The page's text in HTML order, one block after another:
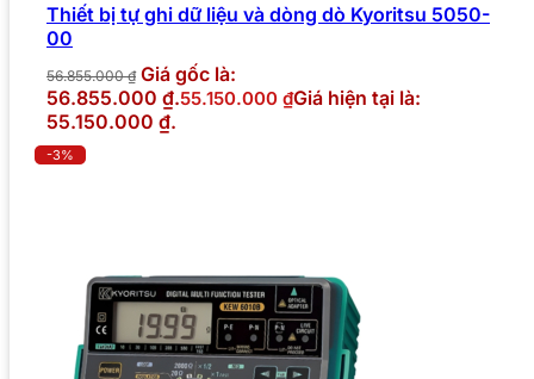
Thiết bị tự ghi dữ liệu và dòng dò Kyoritsu 5050-
00
56.855.000₫ Giá gốc là:
56.855.000 ₫.55.150.000 ₫Giá hiện tại là:
55.150.000 ₫.
-3%